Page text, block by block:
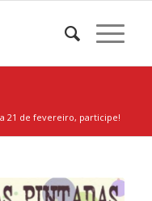
21 de fevereiro, participe!